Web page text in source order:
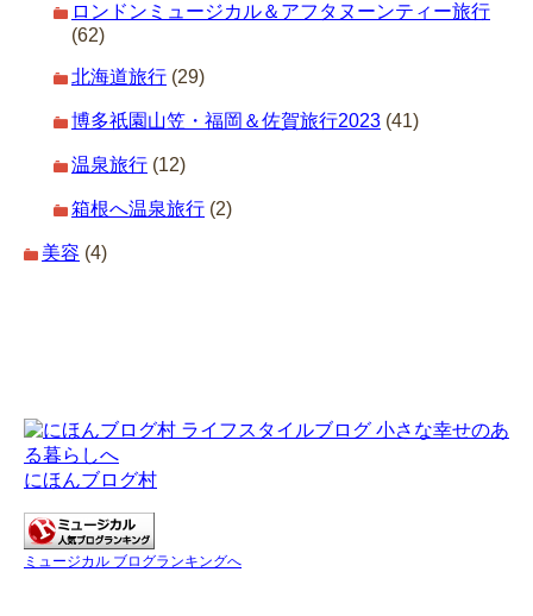
ロンドンミュージカル＆アフタヌーンティー旅行
(62)
北海道旅行 (29)
博多祇園山笠・福岡＆佐賀旅行2023 (41)
温泉旅行 (12)
箱根へ温泉旅行 (2)
美容 (4)
にほんブログ村
ミュージカル ブログランキングへ